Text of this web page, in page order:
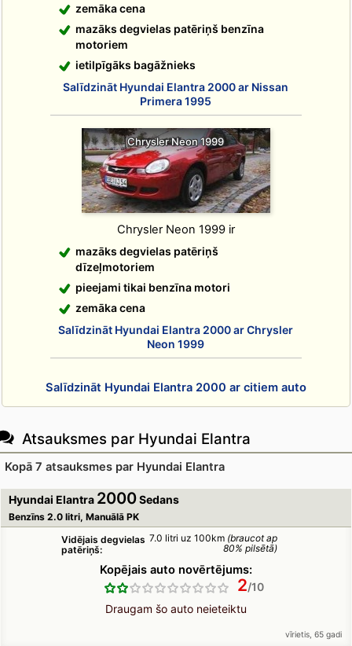
zemāka cena
mazāks degvielas patēriņš benzīna
motoriem
ietilpīgāks bagāžnieks
Salīdzināt Hyundai Elantra 2000 ar Nissan
Primera 1995
Chrysler Neon 1999
Chrysler Neon 1999 ir
mazāks degvielas patēriņš
dīzeļmotoriem
pieejami tikai benzīna motori
zemāka cena
Salīdzināt Hyundai Elantra 2000 ar Chrysler
Neon 1999
Salīdzināt Hyundai Elantra 2000 ar citiem auto
Atsauksmes par Hyundai Elantra
Kopā 7 atsauksmes par Hyundai Elantra
Hyundai Elantra 2000Sedans
Benzīns 2.0 litri, Manuālā PK
Vidējais degvielas
patēriņš:
7.0 litri uz 100km (braucot ap
80% pilsētā)
Kopējais auto novērtējums:
2
Draugam šo auto neieteiktu
vīrietis, 65 gadi